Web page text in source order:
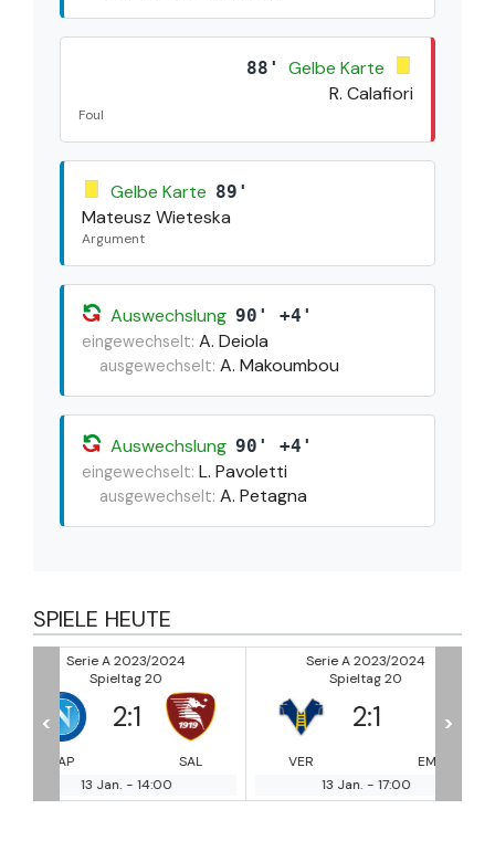
88'
Gelbe Karte
R. Calafiori
Foul
Gelbe Karte 89'
Mateusz Wieteska
Argument
Auswechslung 90' +4'
eingewechselt: A. Deiola
ausgewechselt: A. Makoumbou
Auswechslung 90' +4'
eingewechselt: L. Pavoletti
ausgewechselt: A. Petagna
SPIELE HEUTE
Serie A 2023/2024
Spieltag 20
2:1
13 Jan.
Serie A 2023/2024
Spieltag 20
13 Jan.
< >